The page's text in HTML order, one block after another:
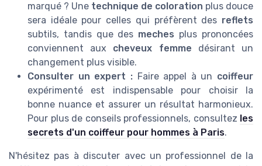
marqué ? Une technique de coloration plus douce
sera idéale pour celles qui préfèrent des reflets
subtils, tandis que des meches plus prononcées
conviennent aux cheveux femme désirant un
changement plus visible.
Consulter un expert :Faire appel à un coiffeur
expérimenté est indispensable pour choisir la
bonne nuance et assurer un résultat harmonieux.
Pour plus de conseils professionnels, consultez les
secrets d'un coiffeur pour hommes à Paris.
N'hésitez pas à discuter avec un professionnel de la